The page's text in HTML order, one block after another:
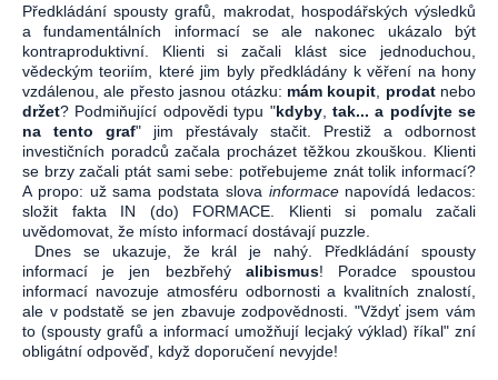
Předkládání spousty grafů, makrodat, hospodářských výsledků
a fundamentálních informací se ale nakonec ukázalo být
kontraproduktivní. Klienti si začali klást sice jednoduchou,
vědeckým teoriím, které jim byly předkládány k věření na hony
vzdálenou, ale přesto jasnou otázku: mám koupit prodat nebo
držet? Podmiňující odpovědi typu "kdyby, tak... a podívjte se
na tento graf" jim přestávaly stačit. Prestiž a odbornost
investičních poradců začala procházet těžkou zkouškou. Klienti
se brzy začali ptát sami sebe: potřebujeme znát tolik informací?
A propo: už sama podstata slova informace napovídá ledacos:
složit fakta IN (do) FORMACE. Klienti si pomalu začali
uvědomovat, že místo informací dostávají puzzle.
Dnes se ukazuje, že král je nahý. Předkládání spousty
informací je jen bezbřehý alibismus! Poradce spoustou
informací navozuje atmosféru odbornosti a kvalitních znalostí,
ale v podstatě se jen zbavuje zodpovědnosti. "Vždyť jsem vám
to (spousty grafů a informací umožňují lecjaký výklad) říkal" zní
obligátní odpověď, když doporučení nevyjde!